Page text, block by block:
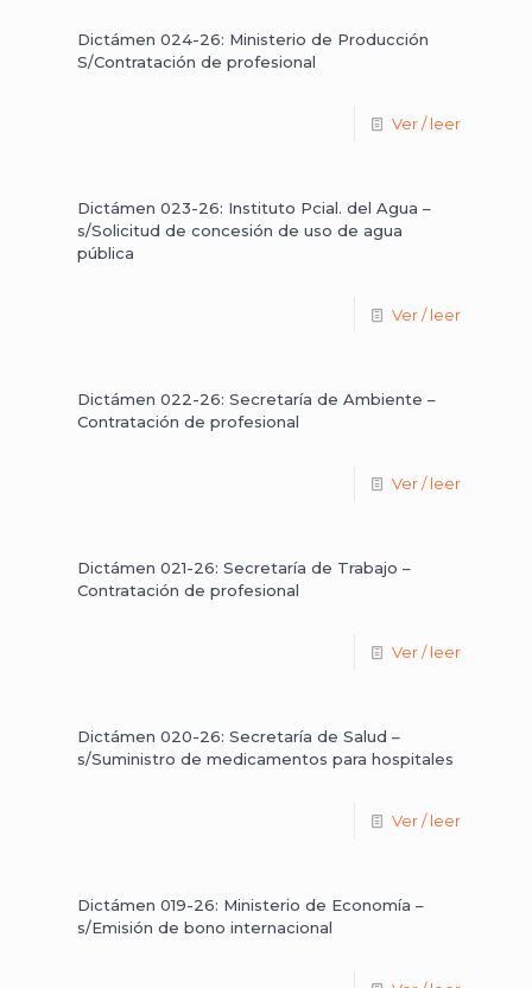
Dictámen 024-26: Ministerio de Producción
S/Contratación de profesional
Ver / leer
Dictámen 023-26: Instituto Pcial. del Agua –
s/Solicitud de concesión de uso de agua
pública
Ver / leer
Dictámen 022-26: Secretaría de Ambiente –
Contratación de profesional
Ver / leer
Dictámen 021-26: Secretaría de Trabajo –
Contratación de profesional
Ver / leer
Dictámen 020-26: Secretaría de Salud –
s/Suministro de medicamentos para hospitales
Ver / leer
Dictámen 019-26: Ministerio de Economía –
s/Emisión de bono internacional